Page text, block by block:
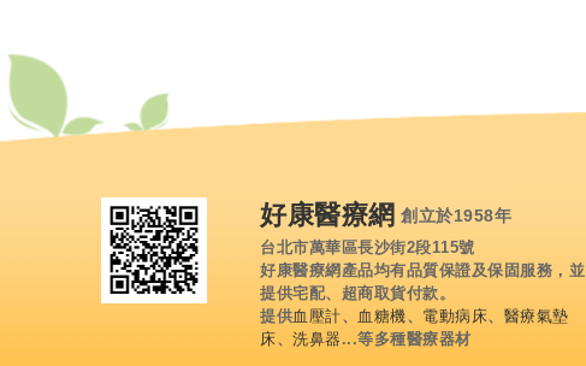
好康醫療網 創立於1958年
台北市萬華區長沙街2段115號
好康醫療網產品均有品質保證及保固服務，並
提供宅配、超商取貨付款。
提供血壓計、 血糖機、 電動病床、 醫療氣墊
床、 洗鼻器 ...等多種醫療器材